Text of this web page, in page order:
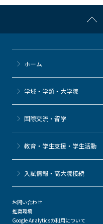
c
e
b
o
o
k
itt
er
c
k
et
e
n
a
ホーム
学域・学類・大学院
国際交流・留学
教育・学生支援・学生活動
⼊試情報・高大院接続
お問い合わせ
推奨環境
Google Analyticsの利用について